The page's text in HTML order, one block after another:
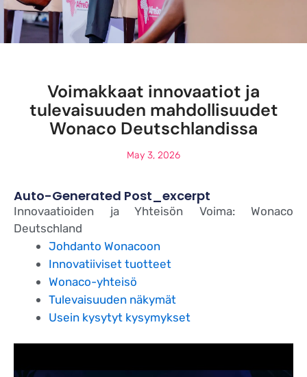
Voimakkaat innovaatiot ja
tulevaisuuden mahdollisuudet
Wonaco Deutschlandissa
May 3, 2026
Auto-Generated Post_excerpt
Innovaatioiden ja Yhteisön Voima: Wonaco
Deutschland
Johdanto Wonacoon
Innovatiiviset tuotteet
Wonaco-yhteisö
Tulevaisuuden näkymät
Usein kysytyt kysymykset